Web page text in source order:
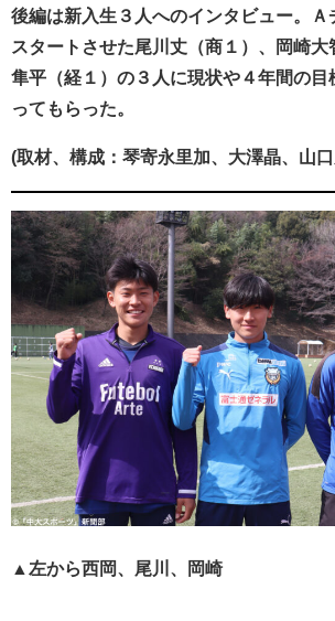
後編は新入生３人へのインタビュー。Ａ
スタートさせた尾川丈（商１）、岡崎大
隼平（経１）の３人に現状や４年間の目
ってもらった。
(取材、構成：琴寄永里加、大澤晶、山口
▲左から西岡、尾川、岡崎